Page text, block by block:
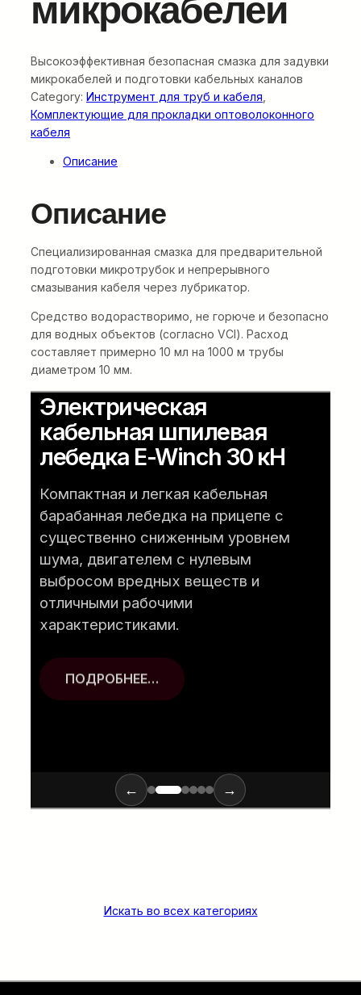
микрокабелей
Высокоэффективная безопасная смазка для задувки
микрокабелей и подготовки кабельных каналов
Category: Инструмент для труб и кабеля
Комплектующие для прокладки оптоволоконного
кабеля
Описание
Описание
Специализированная смазка для предварительной
подготовки микротрубок и непрерывного
смазывания кабеля через лубрикатор.
Средство водорастворимо, не горюче и безопасно
для водных объектов (согласно VCI). Расход
составляет примерно 10 мл на 1000 м трубы
диаметром 10 мм.
Электрическая
кабельная шпилевая
лебедка E-Winch 30 кН
Компактная и легкая кабельная
барабанная лебедка на прицепе с
существенно сниженным уровнем
шума, двигателем с нулевым
выбросом вредных веществ и
отличными рабочими
характеристиками.
ПОДРОБНЕЕ…
← →
Искать во всех категориях